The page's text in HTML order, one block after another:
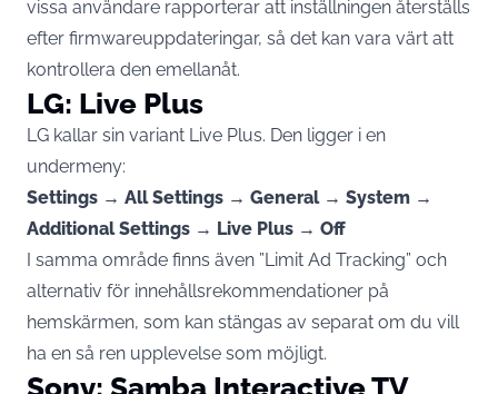
vissa användare rapporterar att inställningen återställs
efter firmwareuppdateringar, så det kan vara värt att
kontrollera den emellanåt.
LG: Live Plus
LG kallar sin variant Live Plus. Den ligger i en
undermeny:
Settings → All Settings → General → System →
Additional Settings → Live Plus → Off
I samma område finns även ”Limit Ad Tracking” och
alternativ för innehållsrekommendationer på
hemskärmen, som kan stängas av separat om du vill
ha en så ren upplevelse som möjligt.
Sony: Samba Interactive TV